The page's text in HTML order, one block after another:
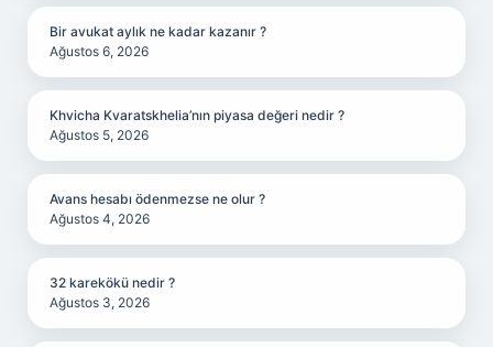
Bir avukat aylık ne kadar kazanır ?
Ağustos 6, 2026
Khvicha Kvaratskhelia’nın piyasa değeri nedir ?
Ağustos 5, 2026
Avans hesabı ödenmezse ne olur ?
Ağustos 4, 2026
32 karekökü nedir ?
Ağustos 3, 2026